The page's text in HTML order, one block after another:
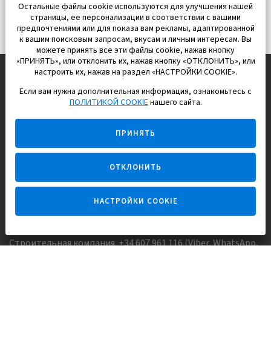
EUROPISOL 2002 S.L.
Строим и продаем дома
для счастливой жизни в Испании
Задайте вопрос
Строительная компания +34 607 961 116 (Viber, WhatsApp,
Остальные файлы cookie используются для улучшения нашей
страницы, ее персонализации в соответствии с вашими
предпочтениями или для показа вам рекламы, адаптированной
к вашим поисковым запросам, вкусам и личным интересам. Вы
можете принять все эти файлы cookie, нажав кнопку
«ПРИНЯТЬ», или отклонить их, нажав кнопку «ОТКЛОНИТЬ», или
настроить их, нажав на раздел «НАСТРОЙКИ COOKIE».
Если вам нужна дополнительная информация, ознакомьтесь с
ПОЛИТИКОЙ COOKIEнашего сайта.
ПРИНЯТЬ
ОТКЛОНИТЬ
НАСТРОЙКИ COOKIE